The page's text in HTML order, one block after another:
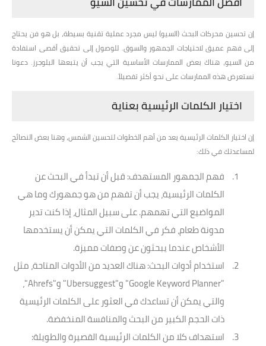
إن تحسين محركات البحث (السيو) ليس مجرد عملية تقنية بسيطة، بل هو فن يحتاج
إلى فهم عميق لاحتياجات الجمهور والسوق. للوصول إلى تحقيق أقصى استفادة
من السيو، هناك بعض الممارسات الأساسية التي يجب أن يتبعها البلوجرز. دعونا
نستعرض هذه الممارسات على نحو أكثر تفصيلاً.
اختيار الكلمات الرئيسية بعناية
إن اختيار الكلمات الرئيسية يعد من أهم الخطوات لتحسين الشمس، وهنا بعض النصائح
لمساعدتك في ذلك:
فهم الجمهور المستهدف: قبل أن تبدأ في البحث عن
الكلمات الرئيسية، يجب أن تفهم من هو جمهورك وما هي
المواضيع التي تهمهم. على سبيل المثال، إذا كنت تدير
مدونة طعام، فكر في الكلمات التي يمكن أن يستخدمها
الأشخاص عندما يبحثون عن وصفات مميزة.
استخدام أدوات البحث: هناك العديد من الأدوات المتاحة، مثل
"Google Keyword Planner" و"Ubersuggest" و"Ahrefs"،
والتي يمكن أن تساعدك في العثور على الكلمات الرئيسية
ذات الحجم الكبير من البحث والمنافسة المنخفضة.
استهداف كلا من الكلمات الرئيسية القصيرة والطويلة: